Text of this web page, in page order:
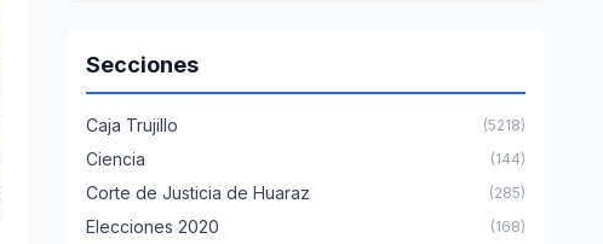
Secciones
Caja Trujillo (5218)
Ciencia (144)
Corte de Justicia de Huaraz (285)
Elecciones 2020 (168)